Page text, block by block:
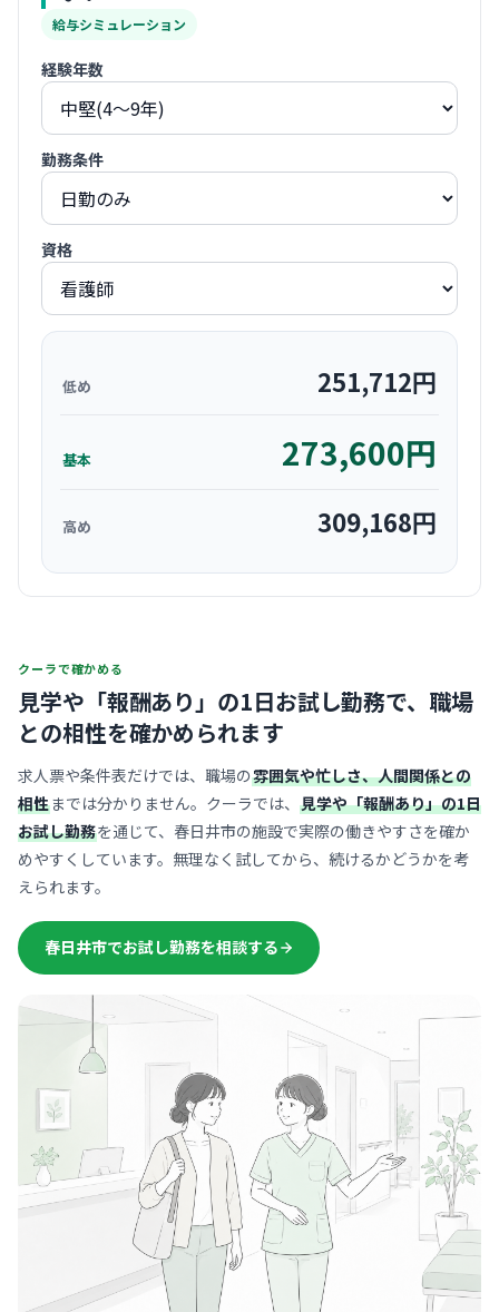
給与シミュレーション
経験年数
勤務条件
資格
低め 251,712円
基本 273,600円
高め 309,168円
クーラで確かめる
見学や「報酬あり」の1日お試し勤務で、 職場
との相性を確かめられます
求人票や条件表だけでは、職場の雰囲気や忙しさ、人間関係との
相性までは分かりません。クーラでは、 見学や「報酬あり」の1日
お試し勤務を通じて、春日井市の施設で実際の働きやすさを確か
めやすくしています。無理なく試してから、続けるかどうかを考
えられます。
春日井市でお試し勤務を相談する